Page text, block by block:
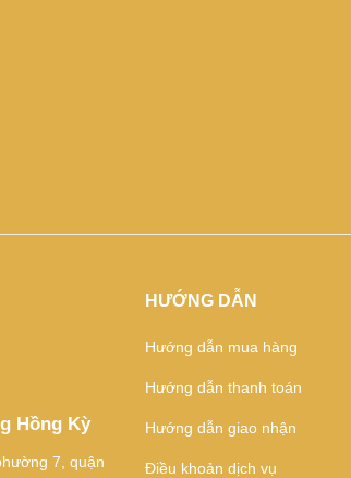
Hồng Kỳ
7, quận
HƯỚNG DẪN
Hướng dẫn mua hàng
Hướng dẫn thanh toán
Hướng dẫn giao nhận
Điều khoản dịch vụ